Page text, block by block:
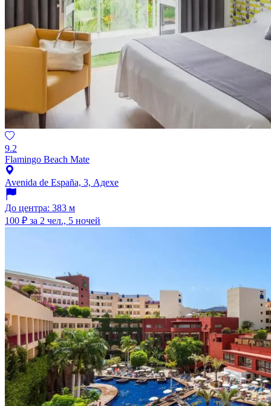
9.2
Flamingo Beach Mate
Avenida de España, 3, Адехе
До центра: 383 м
100 ₽ за 2 чел., 5 ночей